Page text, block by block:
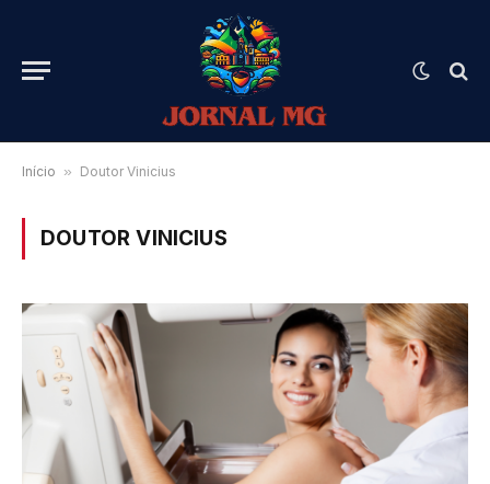
Início » Doutor Vinicius
DOUTOR VINICIUS